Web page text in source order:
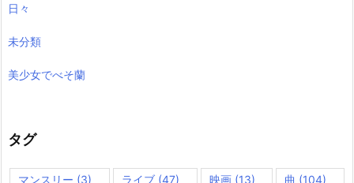
日々
未分類
美少女でべそ蘭
タグ
マンスリー (3) ライブ(47) 映画(13) 曲 (104)